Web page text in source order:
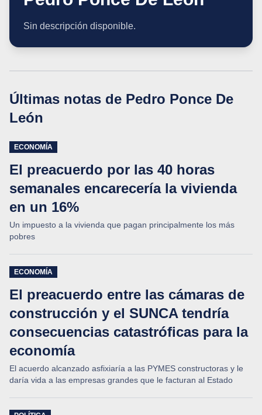
Sin descripción disponible.
Últimas notas de Pedro Ponce De
León
ECONOMÍA
El preacuerdo por las 40 horas
semanales encarecería la vivienda
en un 16%
Un impuesto a la vivienda que pagan principalmente los más
pobres
ECONOMÍA
El preacuerdo entre las cámaras de
construcción y el SUNCA tendría
consecuencias catastróficas para la
economía
El acuerdo alcanzado asfixiaría a las PYMES constructoras y le
daría vida a las empresas grandes que le facturan al Estado